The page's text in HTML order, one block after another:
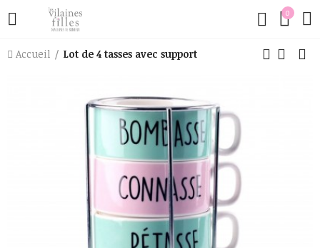
0
Accueil Lot de 4 tasses avec support